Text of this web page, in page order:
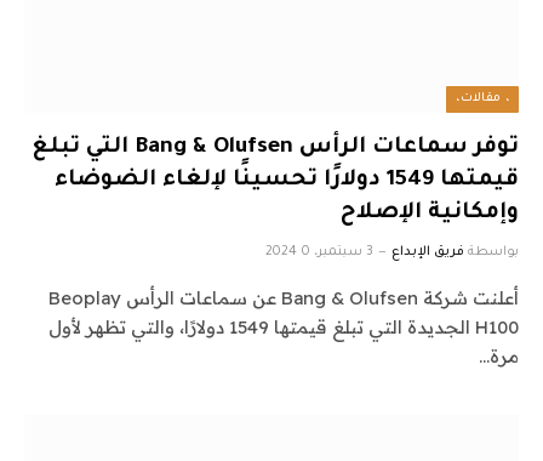
، مقالات،
توفر سماعات الرأس Bang & Olufsen التي تبلغ
قيمتها 1549 دولارًا تحسينًا لإلغاء الضوضاء
وإمكانية الإصلاح
بواسطة فريق الإبداع 3 سبتمبر، 2024 0
أعلنت شركة Bang & Olufsen عن سماعات الرأس Beoplay
H100 الجديدة التي تبلغ قيمتها 1549 دولارًا، والتي تظهر لأول
مرة…